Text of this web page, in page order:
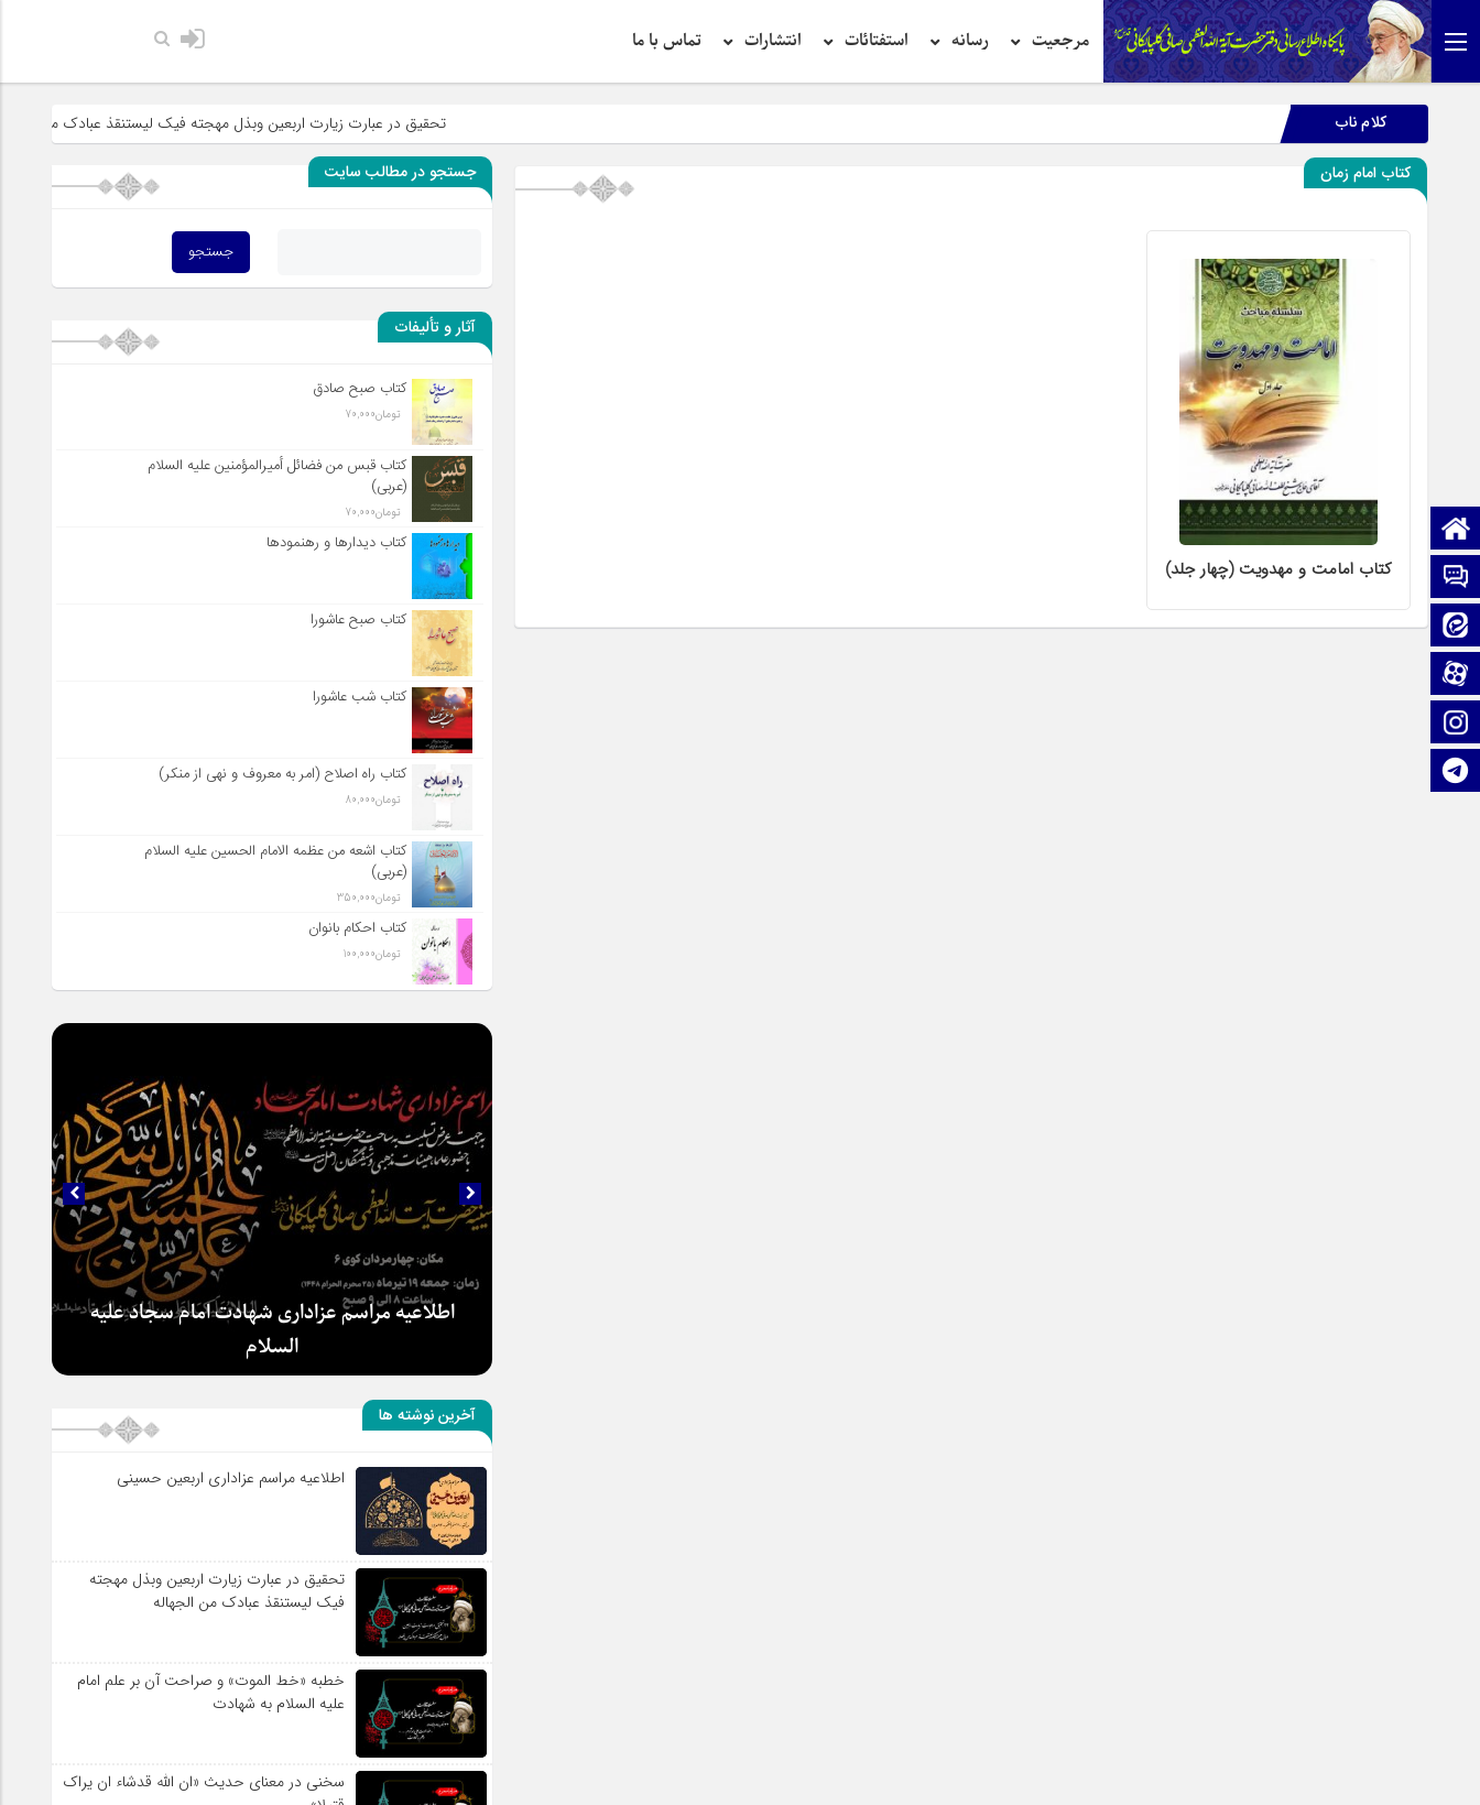
مرجعیت رسانه استفتائات انتشارات تماس با ما
صفحه نخست
تماس با ما
ایتا
کلام ناب تحقیق در عبارت زیارت اربعین وبذل مهجته فیک لیستنقذ عبادک من الجهاله
کتاب امام زمان
کتاب امامت و مهدویت (چهار جلد)
جستجو در مطالب سایت
آثار و تألیفات
کتاب صبح صادق
تومان70,000
کتاب قبس من فضائل أميرالمؤمنين علیه السلام
(عربی)
تومان70,000
کتاب دیدارها و رهنمودها
کتاب صبح عاشورا
کتاب شب عاشورا
کتاب راه اصلاح (امر به معروف و نهی از منکر)
تومان80,000
کتاب اشعه من عظمه الامام الحسین علیه السلام
(عربی)
تومان350,000
کتاب احکام بانوان
تومان100,000
اطلاعیه مراسم عزاداری شهادت امام سجاد علیه
سلطان عشق
آخرین نوشته ها
اطلاعیه مراسم عزاداری اربعین حسینی
تحقیق در عبارت زیارت اربعین وبذل مهجته
فیک لیستنقذ عبادک من الجهاله
خطبه «خط الموت» و صراحت آن بر علم امام
علیه السلام به شهادت
سخنی در معنای حدیث «ان الله قدشاء ان یراک